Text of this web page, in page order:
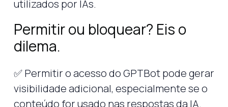
utilizados por IAs.
Permitir ou bloquear? Eis o
dilema.
✅ Permitir o acesso do GPTBot pode gerar
visibilidade adicional, especialmente se o
conteúdo for usado nas respostas da IA.